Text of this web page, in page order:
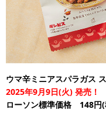
ウマ辛ミニアスパラガス
2025年9月9日(火) 発売！
ローソン標準価格 148円